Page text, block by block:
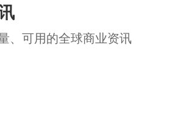
、可用的全球商业资讯